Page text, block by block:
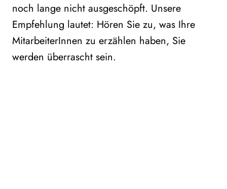
noch lange nicht ausgeschöpft. Unsere
Empfehlung lautet: Hören Sie zu, was Ihre
MitarbeiterInnen zu erzählen haben, Sie
werden überrascht sein.